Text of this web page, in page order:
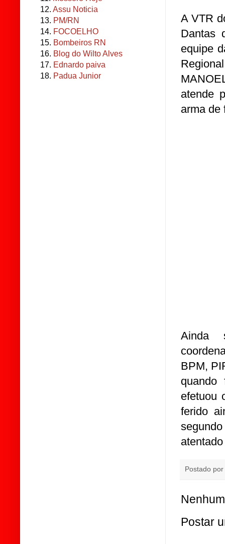
A VTR
Dantas
equipe
atende
arma de
Ainda
BPM,
efetuou
ferido
Postado por
Postar
12. Assu Noticia
13. PM/RN
14. FOCOELHO
15. Bombeiros RN
16. Blog do Wilto Alves
17. Ednardo paiva
18. Padua Junior